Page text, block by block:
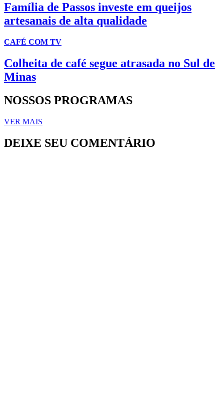
Família de Passos investe em queijos
artesanais de alta qualidade
CAFÉ COM TV
Colheita de café segue atrasada no Sul de
Minas
NOSSOS PROGRAMAS
VER MAIS
DEIXE SEU COMENTÁRIO